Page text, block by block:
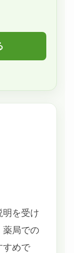
明を受け
薬局での
すめで